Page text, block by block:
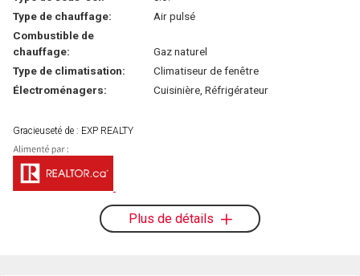
Type de chauffage:
Air pulsé
Combustible de
chauffage:
Gaz naturel
Type de climatisation:
Climatiseur de fenêtre
Électroménagers:
Cuisinière, Réfrigérateur
Gracieuseté de : EXP REALTY
Plus de détails